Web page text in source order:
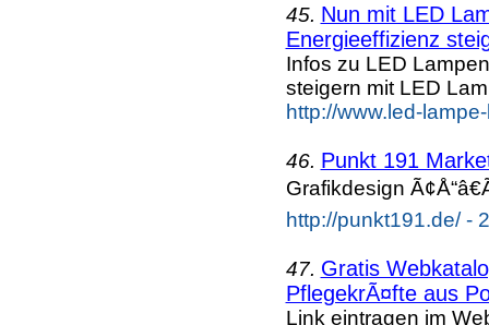
45. Nun mit LED
Energieeffizienz
Infos zu LED
steigern mit LED
http://www.led-
46. Punkt 191
Grafikdesign
http://punkt191.de/ -
47. Gratis
PflegekrÃ¤fte aus
Link eintragen im